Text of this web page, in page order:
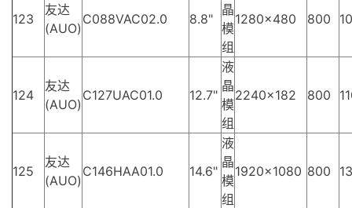
123
友达
(AUO)
C088VAC02.0 8.8"
晶
模
组
1280×480 800
124
友达
(AUO)
C127UAC01.0 12.7"
液
晶
模
组
2240×182 800
125
友达
(AUO)
C146HAA01.0 14.6"
液
晶
模
组
1920×1080 800